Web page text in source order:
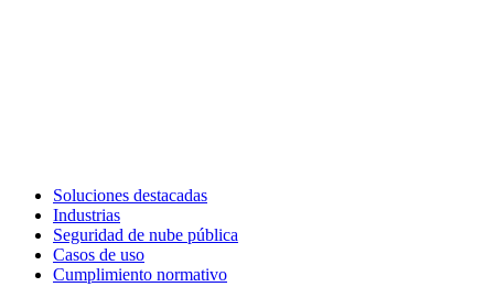
Soluciones destacadas
Industrias
Seguridad de nube pública
Casos de uso
Cumplimiento normativo